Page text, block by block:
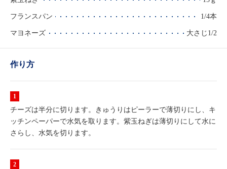
フランスパン 1/4本
マヨネーズ 大さじ1/2
作り方
チーズは半分に切ります。きゅうりはピーラーで薄切りにし、キ
ッチンペーパーで水気を取ります。紫玉ねぎは薄切りにして水に
さらし、水気を切ります。